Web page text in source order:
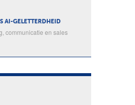
AI-GELETTERDHEID
communicatie en sales